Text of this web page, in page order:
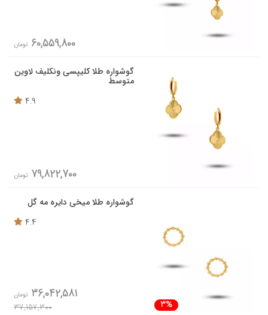
60,559,800 تومان
گوشواره طلا کلیپسی ونکلیف لاوین
متوسط
4.9
79,822,700 تومان
گوشواره طلا میخی دایره مه گل
4.4
3%
36,042,581 تومان
37,157,300